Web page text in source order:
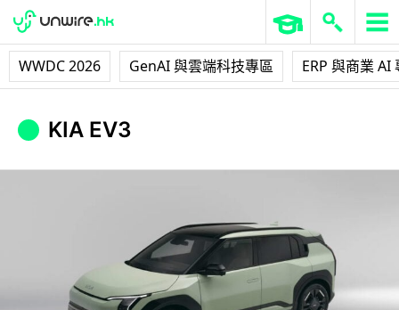
WWDC 2026 GenAI 與雲端科技專區 ERP 與商業 AI
KIA EV3